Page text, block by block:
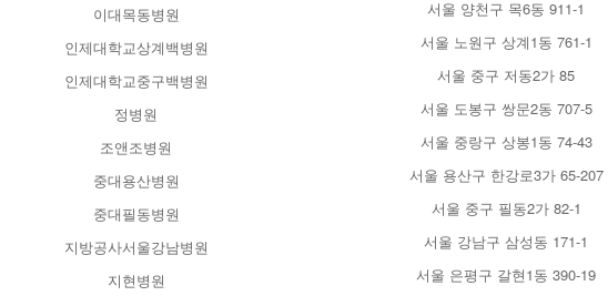
이대목동병원 서울 양천구 목6동 911-1
인제대학교상계백병원 서울 노원구 상계1동 761-1
인제대학교중구백병원 서울 중구 저동2가 85
정병원 서울 도봉구 쌍문2동 707-5
조앤조병원 서울 중랑구 상봉1동 74-43
중대용산병원 서울 용산구 한강로3가 65-207
중대필동병원 서울 중구 필동2가 82-1
지방공사서울강남병원 서울 강남구 삼성동 171-1
지현병원 서울 은평구 갈현1동 390-19